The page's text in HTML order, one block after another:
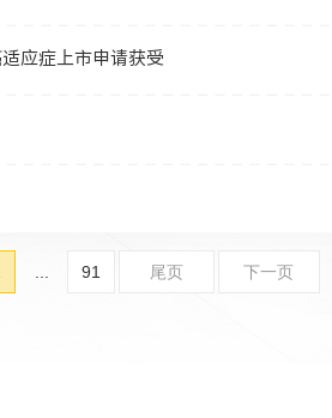
应症上市申请获受
91 尾页 下一页